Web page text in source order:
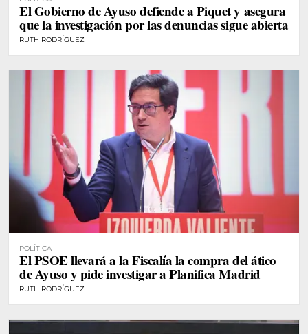
El Gobierno de Ayuso defiende a Piquet y asegura
que la investigación por las denuncias sigue abierta
RUTH RODRÍGUEZ
POLÍTICA
El PSOE llevará a la Fiscalía la compra del ático
de Ayuso y pide investigar a Planifica Madrid
RUTH RODRÍGUEZ